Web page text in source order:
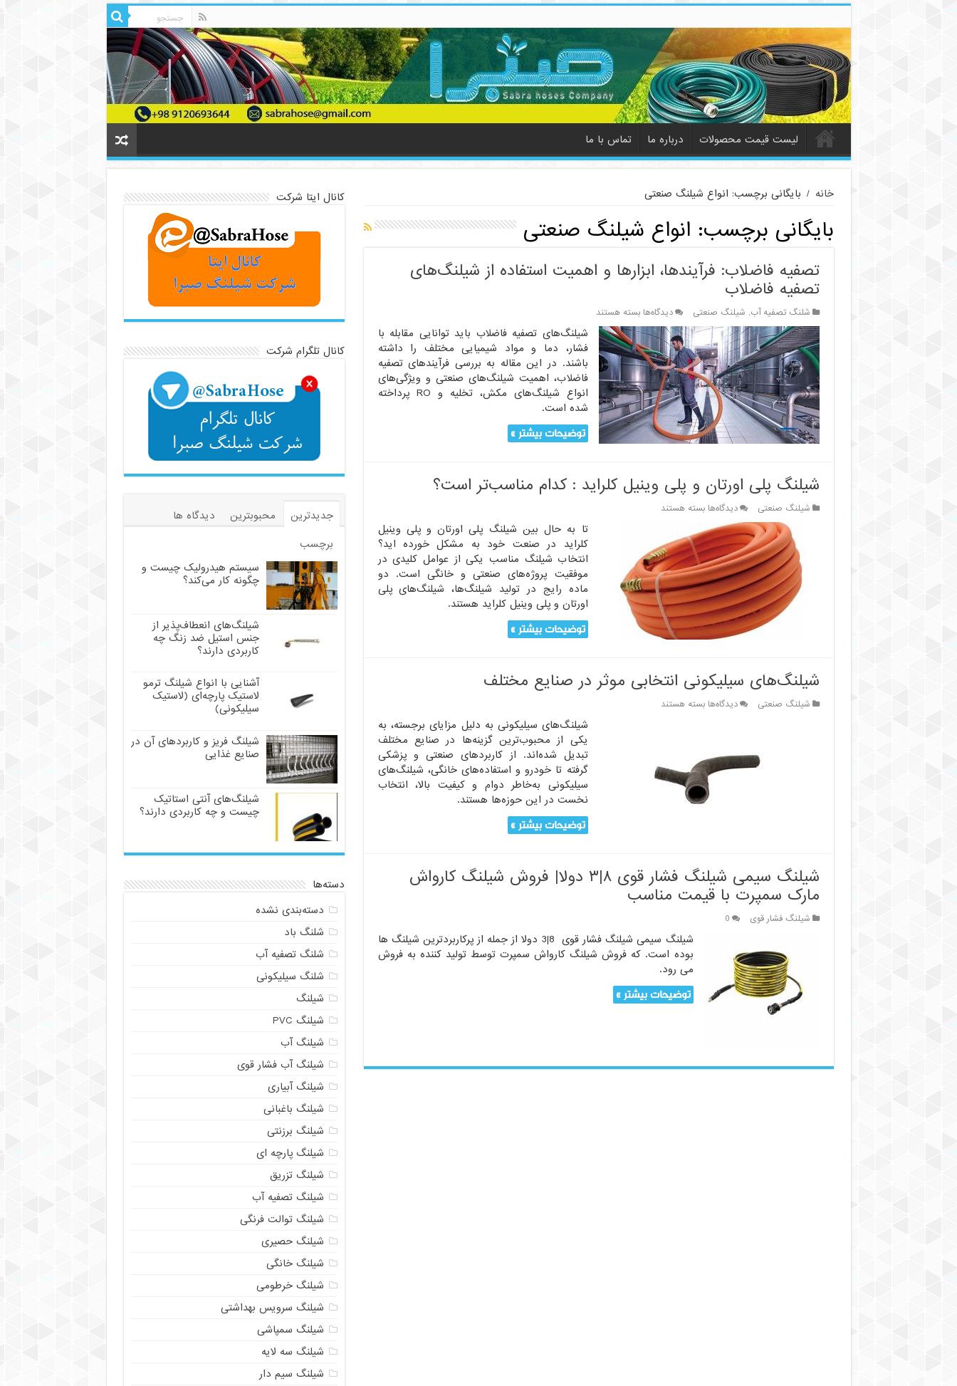
لیست قیمت محصولات درباره ما تماس با ما
خانه / بایگانی برچسب: انواع شیلنگ صنعتی
بایگانی برچسب: انواع شیلنگ صنعتی
تصفیه فاضلاب: فرآیندها، ابزارها و اهمیت استفاده از شیلنگ‌های
تصفیه فاضلاب
شلنگ تصفیه آب, شیلنگ صنعتی دیدگاه‌هابرای
تصفیه
فاضلاب:
فرآیندها،
ابزارها
و
اهمیت
استفاده
از
شیلنگ‌های
تصفیه
بسته هستند
شیلنگ‌های تصفیه فاضلاب باید توانایی مقابله با
فشار، دما و مواد شیمیایی مختلف را داشته
باشند. در این مقاله به بررسی فرآیندهای تصفیه
فاضلاب، اهمیت شیلنگ‌های صنعتی و ویژگی‌های
انواع شیلنگ‌های مکش، تخلیه و RO پرداخته
شده است.
توضیحات بیشتر »
شیلنگ پلی اورتان و پلی وینیل کلراید : کدام مناسب‌تر است؟
شیلنگ صنعتی دیدگاه‌هابرای
پلی
اورتان
و
پلی
وینیل
کلراید
:
کدام
مناسب‌تر
بسته هستند
تا به حال بین شیلنگ پلی اورتان و پلی وینیل
کلراید در صنعت خود به مشکل خورده اید؟
انتخاب شیلنگ مناسب یکی از عوامل کلیدی در
موفقیت پروژه‌های صنعتی و خانگی است. دو
ماده رایج در تولید شیلنگ‌ها، شیلنگ‌های پلی
اورتان و پلی وینیل کلراید هستند.
توضیحات بیشتر »
شیلنگ‌های سیلیکونی انتخابی موثر در صنایع مختلف
شیلنگ صنعتی دیدگاه‌هابرای
در
صنایع
مختلف
بسته هستند
شیلنگ‌های سیلیکونی به دلیل مزایای برجسته، به
یکی از محبوب‌ترین گزینه‌ها در صنایع مختلف
تبدیل شده‌اند. از کاربردهای صنعتی و پزشکی
گرفته تا خودرو و استفاده‌های خانگی، شیلنگ‌های
سیلیکونی به‌خاطر دوام و کیفیت بالا، انتخاب
نخست در این حوزه‌ها هستند.
توضیحات بیشتر »
شیلنگ سیمی شیلنگ فشار قوی ۸|۳ دولا| فروش شیلنگ کارواش
مارک سمپرت با قیمت مناسب
شیلنگ فشار قوی 0
شیلنگ سیمی شیلنگ فشار قوی 8|3 دولا از جمله از پرکاربردترین شیلنگ ها
بوده است. که فروش شیلنگ کارواش سمپرت توسط تولید کننده به فروش
می رود.
توضیحات بیشتر »
کانال ایتا شرکت
کانال تلگرام شرکت
جدیدترین محبوبترین
دیدگاه ها
برچسب
سیستم هیدرولیک چیست و
چگونه کار می‌کند؟
شیلنگ‌های انعطاف‌پذیر از
جنس استیل ضد زنگ چه
کاربردی دارند؟
آشنایی با انواع شیلنگ ترمو
لاستیک پارچه‌ای (لاستیک
سیلیکونی)
شیلنگ فریز و کاربردهای آن در
صنایع غذایی
شیلنگ‌های آنتی استاتیک
چیست و چه کاربردی دارند؟
دسته‌ها
دسته‌بندی نشده
شلنگ باد
شلنگ تصفیه آب
شلنگ سیلیکونی
شیلنگ
شیلنگ PVC
شیلنگ آب
شیلنگ آب فشار قوی
شیلنگ آبیاری
شیلنگ باغبانی
شیلنگ برزنتی
شیلنگ پارچه ای
شیلنگ تزریق
شیلنگ تصفیه آب
شیلنگ توالت فرنگی
شیلنگ حصیری
شیلنگ خانگی
شیلنگ خرطومی
شیلنگ سرویس بهداشتی
شیلنگ سمپاشی
شیلنگ سه لایه
شیلنگ سیم دار